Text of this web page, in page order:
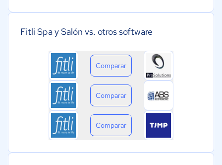
Fitli Spa y Salón vs. otros software
Comparar
Comparar
Comparar